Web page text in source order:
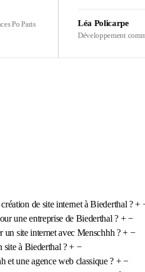
Léa Policarpe
Développement commercial ·
de site internet à Biederthal ? +
une entreprise de Biederthal ? + −
un site internet avec Menschhh ? + −
site à Biederthal ? + −
et une agence web classique ? + −